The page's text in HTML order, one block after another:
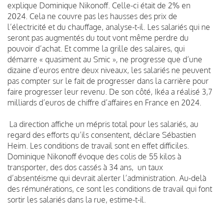
explique Dominique Nikonoff. Celle-ci était de 2% en
2024. Cela ne couvre pas les hausses des prix de
l’électricité et du chauffage, analyse-t-il. Les salariés qui ne
seront pas augmentés du tout vont même perdre du
pouvoir d’achat. Et comme la grille des salaires, qui
démarre « quasiment au Smic », ne progresse que d’une
dizaine d’euros entre deux niveaux, les salariés ne peuvent
pas compter sur le fait de progresser dans la carrière pour
faire progresser leur revenu. De son côté, Ikéa a réalisé 3,7
milliards d’euros de chiffre d’affaires en France en 2024.
La direction affiche un mépris total pour les salariés, au
regard des efforts qu’ils consentent, déclare Sébastien
Heim. Les conditions de travail sont en effet difficiles.
Dominique Nikonoff évoque des colis de 55 kilos à
transporter, des dos cassés à 34 ans, un taux
d’absentéisme qui devrait alerter l’administration. Au-delà
des rémunérations, ce sont les conditions de travail qui font
sortir les salariés dans la rue, estime-t-il.